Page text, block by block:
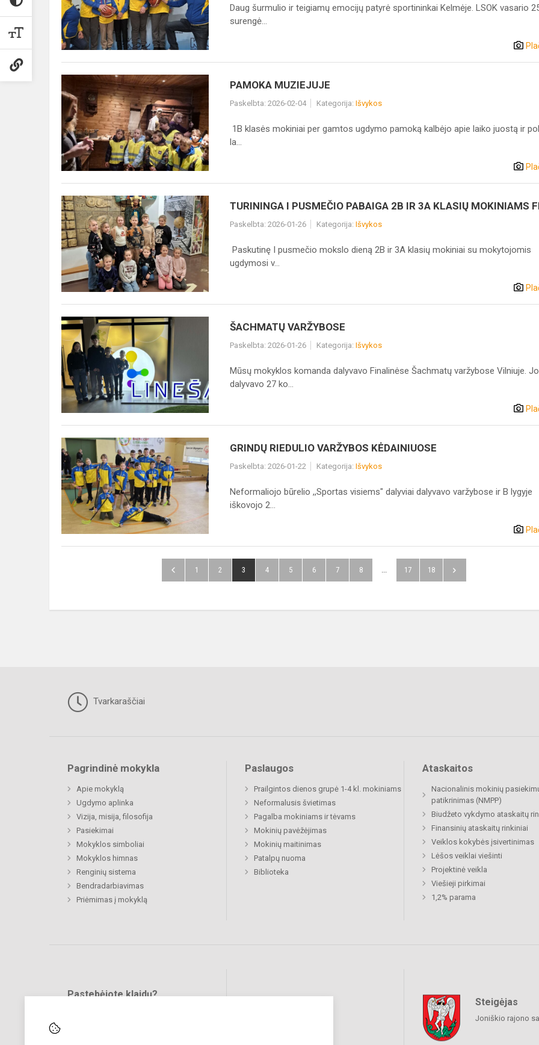
Daug šurmulio ir teigiamų emocijų patyrė sportininkai Kelmėje. LSOK vasario
surengė...
PAMOKA
MUZIEJUJE
PAMOKA MUZIEJUJE
Paskelbta: 2026-02-04 Kategorija: Išvykos
1B klasės mokiniai per gamtos ugdymo pamoką kalbėjo apie laiko juostą ir
la...
TURININGA
I
PUSMEČIO
PABAIGA
IR
3A
KLASIŲ
MOKINIAMS
FILM...
TURININGA I PUSMEČIO PABAIGA 2B IR 3A KLASIŲ MOKINIAMS
Paskelbta: 2026-01-26 Kategorija: Išvykos
Paskutinę I pusmečio mokslo dieną 2B ir 3A klasių mokiniai su mokytojomis
ugdymosi v...
ŠACHMATŲ
VARŽYBOSE
ŠACHMATŲ VARŽYBOSE
Paskelbta: 2026-01-26 Kategorija: Išvykos
Mūsų mokyklos komanda dalyvavo Finalinėse Šachmatų varžybose Vilniuje.
dalyvavo 27 ko...
GRINDŲ
RIEDULIO
VARŽYBOS
KĖDAINIUOSE
GRINDŲ RIEDULIO VARŽYBOS KĖDAINIUOSE
Paskelbta: 2026-01-22 Kategorija: Išvykos
Neformaliojo būrelio ,,Sportas visiems" dalyviai dalyvavo varžybose ir B lygyje
iškovojo 2...
1 2 3 4 5 6 7 8 ... 17 18
Tvarkaraščiai
Pagrindinė mokykla
Apie mokyklą
Ugdymo aplinka
Vizija, misija, filosofija
Pasiekimai
Mokyklos simboliai
Mokyklos himnas
Renginių sistema
Bendradarbiavimas
Priėmimas į mokyklą
Paslaugos
Prailgintos dienos grupė 1-4 kl. mokiniams
Neformalusis švietimas
Pagalba mokiniams ir tėvams
Mokinių pavėžėjimas
Mokinių maitinimas
Patalpų nuoma
Biblioteka
Ataskaitos
Nacionalinis mokinių
patikrinimas (NMPP)
Biudžeto vykdymo ataskaitų
Finansinių ataskaitų rinkiniai
Veiklos kokybės įsivertinimas
Lėšos veiklai viešinti
Projektinė veikla
Viešieji pirkimai
1,2% parama
Pastebėjote klaidų?
Steigėjas
Joniškio rajono